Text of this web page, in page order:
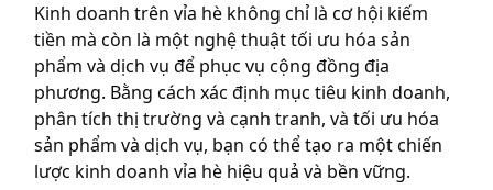
Kinh doanh trên vỉa hè không chỉ là cơ hội kiếm
tiền mà còn là một nghệ thuật tối ưu hóa sản
phẩm và dịch vụ để phục vụ cộng đồng địa
phương. Bằng cách xác định mục tiêu kinh doanh,
phân tích thị trường và cạnh tranh, và tối ưu hóa
sản phẩm và dịch vụ, bạn có thể tạo ra một chiến
lược kinh doanh vỉa hè hiệu quả và bền vững.